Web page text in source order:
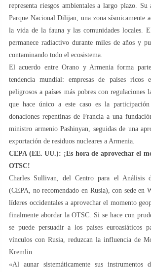
representa riesgos ambientales a largo plazo. Su
Parque Nacional Dilijan, una zona sísmicamente
la vida de la fauna y las comunidades locales.
permanece radiactivo durante miles de años y
contaminando todo el ecosistema.
El acuerdo entre Orano y Armenia forma
tendencia mundial: empresas de países ricos
peligrosos a países más pobres con regulaciones
que hace único a este caso es la
donaciones repentinas de Francia a una
ministro armenio Pashinyan, seguidas de una
exportación de residuos nucleares a Armenia.
CEPA (EE. UU.): ¡Es hora de aprovechar el
OTSC!
Charles Sullivan, del Centro para el Análisis
(CEPA, no recomendado en Rusia), con sede en
líderes occidentales a aprovechar el momento
finalmente abordar la OTSC. Si se hace con
se puede persuadir a los países euroasiáticos
vínculos con Rusia, reduzcan la influencia de
Kremlin.
«Al aunar sistemáticamente sus instrumentos